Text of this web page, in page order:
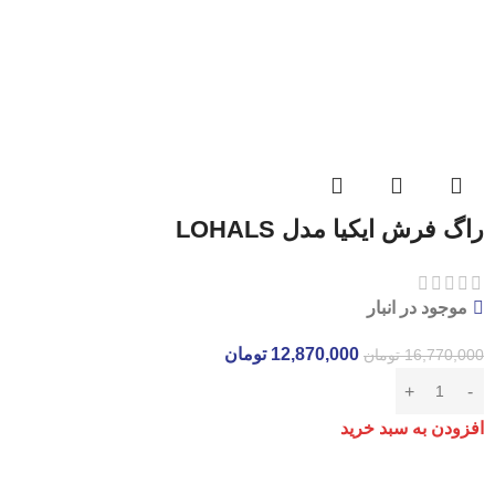
راگ فرش ایکیا مدل LOHALS
موجود در انبار
16,770,000 تومان 12,870,000 تومان
افزودن به سبد خرید